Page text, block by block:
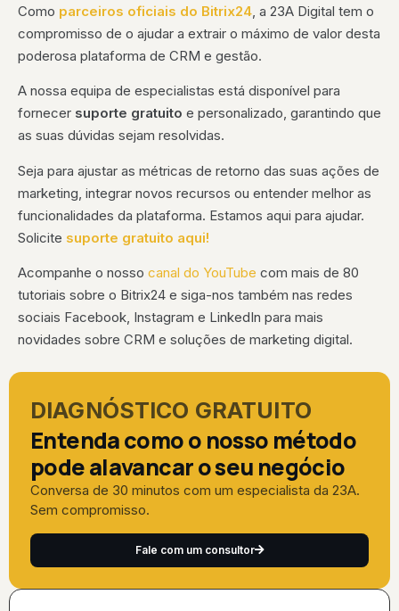
Como parceiros oficiais do Bitrix24 , a 23A Digital tem o
compromisso de o ajudar a extrair o máximo de valor desta
poderosa plataforma de CRM e gestão.
A nossa equipa de especialistas está disponível para
fornecer suporte gratuito e personalizado, garantindo que
as suas dúvidas sejam resolvidas.
Seja para ajustar as métricas de retorno das suas ações de
marketing, integrar novos recursos ou entender melhor as
funcionalidades da plataforma. Estamos aqui para ajudar.
Solicite suporte gratuito aqui!
Acompanhe o nosso canal do YouTube com mais de 80
tutoriais sobre o Bitrix24 e siga-nos também nas redes
sociais Facebook, Instagram e LinkedIn para mais
novidades sobre CRM e soluções de marketing digital.
DIAGNÓSTICO GRATUITO
Entenda como o nosso método
pode alavancar o seu negócio
Conversa de 30 minutos com um especialista da 23A.
Sem compromisso.
Fale com um consultor